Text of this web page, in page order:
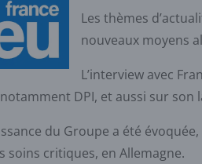
Les thèmes
nouveaux moyens
L’interview avec
DPI, et aussi sur son
du Groupe a été
soins critiques, en Allemagne.